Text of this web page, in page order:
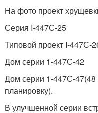
На фото проект
Серия I-447С-25
Типовой проект I-447С-
Дом серии 1-447С-42
Дом серии 1-447С-
планировку).
В улучшенной серии